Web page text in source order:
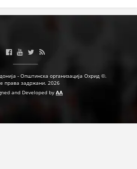
- Општинска организација Охрид ©.
права задржани. 2026
and Developed by AA